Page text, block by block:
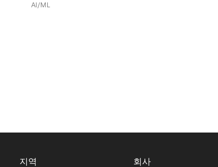
AI/ML
지역 회사